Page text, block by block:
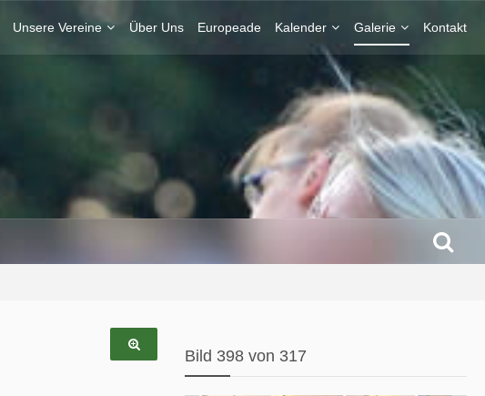
Unsere Vereine Über Uns Europeade Kalender Galerie Kontakt
Bild 398 von 317